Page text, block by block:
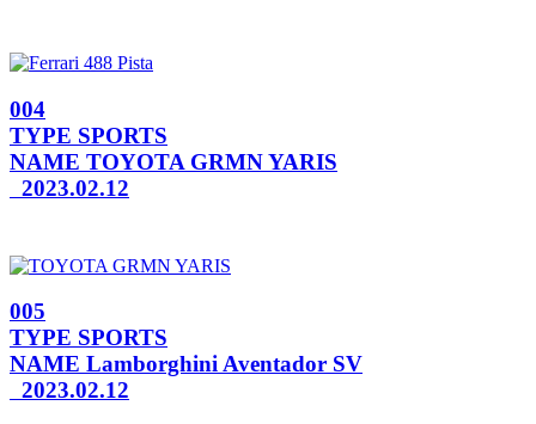
004
TYPE SPORTS
NAME TOYOTA GRMN YARIS
2023.02.12
005
TYPE SPORTS
NAME Lamborghini Aventador SV
2023.02.12